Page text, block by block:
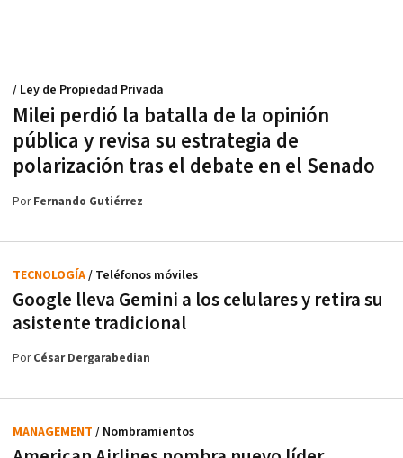
Milei perdió la batalla de la opinión
pública y revisa su estrategia de
polarización tras el debate en el Senado
/ Ley de Propiedad Privada
PorFernando Gutiérrez
Google lleva Gemini a los celulares y retira su
asistente tradicional
TECNOLOGÍA/ Teléfonos móviles
PorCésar Dergarabedian
MANAGEMENT / Nombramientos